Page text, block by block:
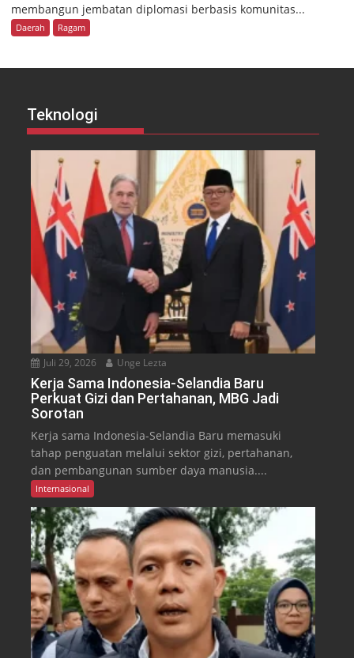
membangun jembatan diplomasi berbasis komunitas...
Daerah Ragam
Teknologi
Juli 29, 2026 Unge Lezta
Kerja Sama Indonesia-Selandia Baru
Perkuat Gizi dan Pertahanan, MBG Jadi
Sorotan
Kerja sama Indonesia-Selandia Baru memasuki
tahap penguatan melalui sektor gizi, pertahanan,
dan pembangunan sumber daya manusia....
Internasional